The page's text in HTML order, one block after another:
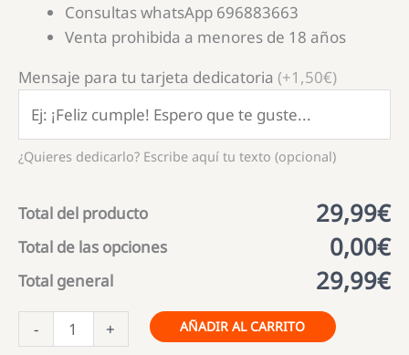
Consultas whatsApp 696883663
Venta prohibida a menores de 18 años
Mensaje para tu tarjeta dedicatoria (+1,50€)
¿Quieres dedicarlo? Escribe aquí tu texto (opcional)
Total del producto 29,99€
Total de las opciones 0,00€
Total general 29,99€
-
Estuche
de
+ AÑADIR AL CARRITO